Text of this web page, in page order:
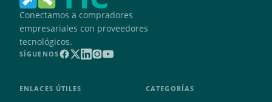
Conectamos a compradores
empresariales con proveedores
tecnológicos.
SÍGUENOS
ENLACES ÚTILES CATEGORÍAS